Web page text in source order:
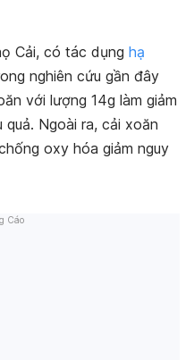
Cải, có tác dụng hạ
nghiên cứu gần đây
với lượng 14g làm giảm
Ngoài ra, cải xoăn
oxy hóa giảm nguy
Cáo